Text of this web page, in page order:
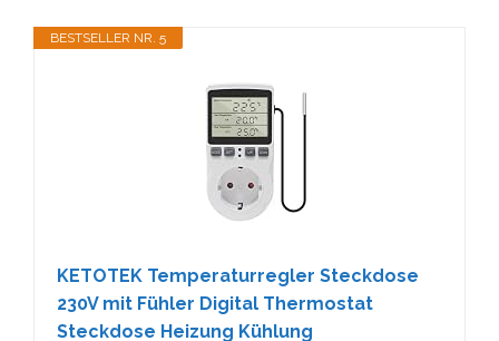
BESTSELLER NR. 5
KETOTEK Temperaturregler Steckdose
230V mit Fühler Digital Thermostat
Steckdose Heizung Kühlung